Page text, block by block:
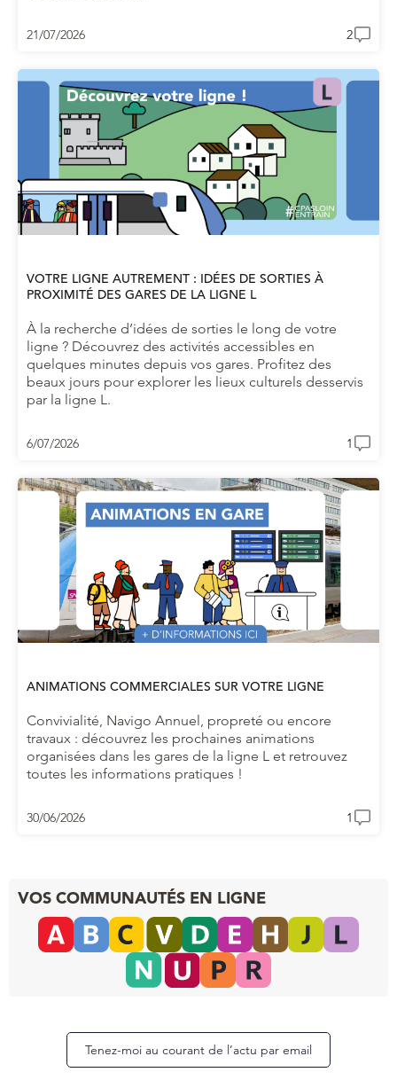
21/07/2026 2
VOTRE LIGNE AUTREMENT : IDÉES DE SORTIES À
PROXIMITÉ DES GARES DE LA LIGNE L
À la recherche d’idées de sorties le long de votre
ligne ? Découvrez des activités accessibles en
quelques minutes depuis vos gares. Profitez des
beaux jours pour explorer les lieux culturels desservis
par la ligne L.
6/07/2026 1
ANIMATIONS COMMERCIALES SUR VOTRE LIGNE
Convivialité, Navigo Annuel, propreté ou encore
travaux : découvrez les prochaines animations
organisées dans les gares de la ligne L et retrouvez
toutes les informations pratiques !
30/06/2026 1
VOS COMMUNAUTÉS EN LIGNE
Tenez-moi au courant de l’actu par email